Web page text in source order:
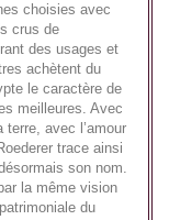
choisies avec
crus de
des usages et
achètent du
le caractère de
meilleures. Avec
terre, avec l’amour
trace ainsi
son nom.
la même vision
du